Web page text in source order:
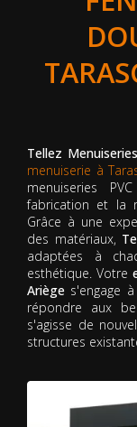
Tellez Menuiseries
menuiserie à
menuiseries
fabrication et la
Grâce à une
des matériaux,
adaptées à
esthétique. Votre
Ariège s'engage
répondre aux
s'agisse de
structures